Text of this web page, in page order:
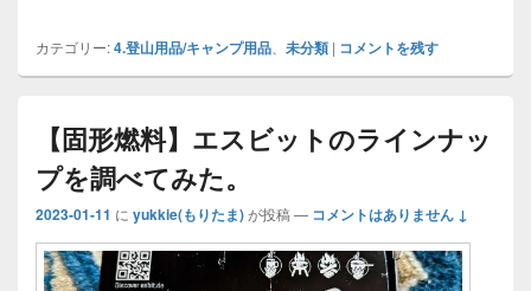
込
み
カテゴリー:4.登山用品/キャンプ用品 未分類 | コメントを残す
【固形燃料】エスビットのラインナッ
プを調べてみた。
2023-01-11 に yukkie(もりたま)が投稿 — コメントはありません ↓